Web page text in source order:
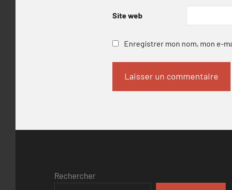
Site web
Enregistrer mon nom, mon e-
Rechercher